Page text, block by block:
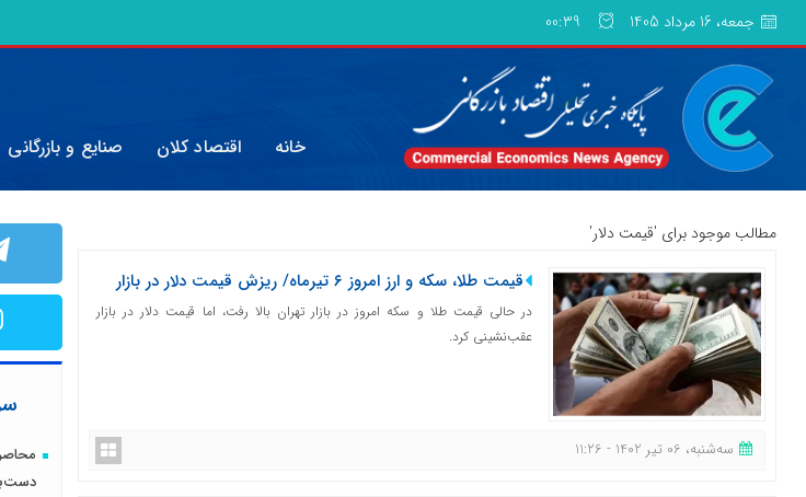
جمعه، 16 مرداد 1405 00:39
خانه اقتصاد کلان صنایع و بازرگانی
مطالب موجود برای 'قیمت دلار'
قیمت طلا، سکه و ارز امروز ۶ تیرماه/ ریزش قیمت دلار در بازار
در حالی قیمت طلا و سکه امروز در بازار تهران بالا رفت، اما قیمت دلار در بازار
عقب‌نشینی کرد.
ﺳﻪشنبه، 06 تیر 1402 - 11:26